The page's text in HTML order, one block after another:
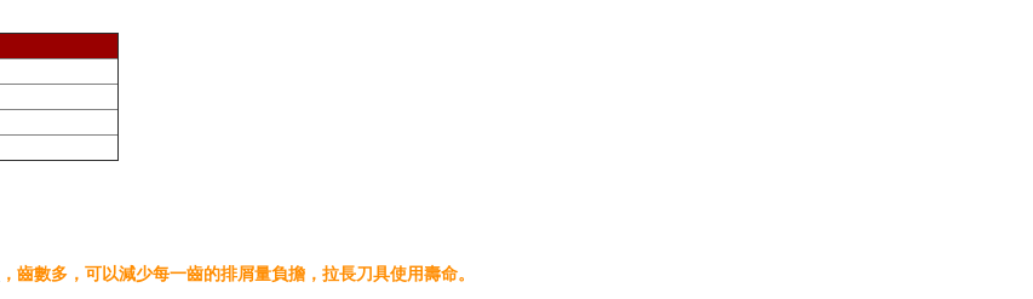
，齒數多，可以減少每一齒的排屑量負擔，拉長刀具使用壽命。